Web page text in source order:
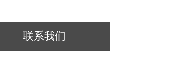
联系我们